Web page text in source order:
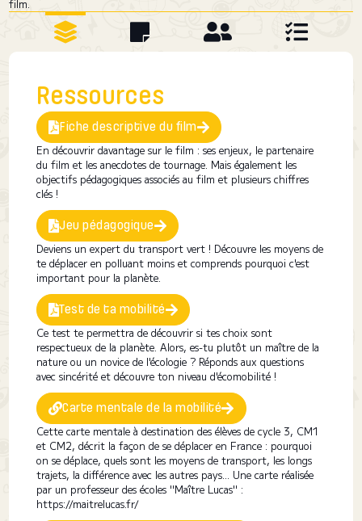
film.
Ressources
Fiche descriptive du film
En découvrir davantage sur le film : ses enjeux, le partenaire
du film et les anecdotes de tournage. Mais également les
objectifs pédagogiques associés au film et plusieurs chiffres
clés !
Jeu pédagogique
Deviens un expert du transport vert ! Découvre les moyens de
te déplacer en polluant moins et comprends pourquoi c'est
important pour la planète.
Test de ta mobilité
Ce test te permettra de découvrir si tes choix sont
respectueux de la planète. Alors, es-tu plutôt un maître de la
nature ou un novice de l'écologie ? Réponds aux questions
avec sincérité et découvre ton niveau d'écomobilité !
Carte mentale de la mobilité
Cette carte mentale à destination des élèves de cycle 3, CM1
et CM2, décrit la façon de se déplacer en France : pourquoi
on se déplace, quels sont les moyens de transport, les longs
trajets, la différence avec les autres pays... Une carte réalisée
par un professeur des écoles "Maître Lucas" :
https://maitrelucas.fr/